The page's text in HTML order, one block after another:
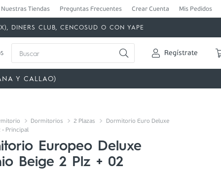
Nuestras Tiendas Preguntas Frecuentes Crear Cuenta Mis Pedidos
DINERS CLUB, CENCOSUD O CON YAPE
Regístrate
Y CALLAO)
Dormitorios 2 Plazas
Dormitorio Euro Deluxe
- Principal
Europeo Deluxe
Beige 2 Plz + 02